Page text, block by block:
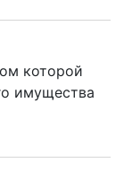
которой
имущества